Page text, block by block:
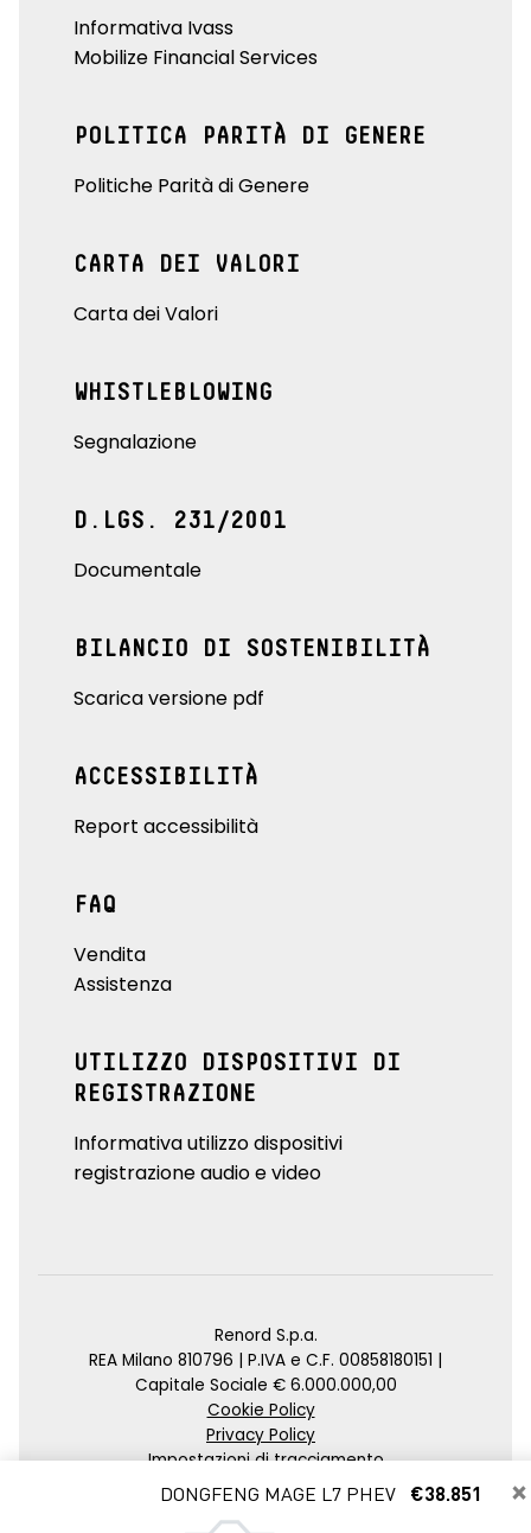
×
DONGFENG MAGE L7 PHEV €38.851
Informativa Ivass
Mobilize Financial Services
POLITICA PARITÀ DI GENERE
Politiche Parità di Genere
CARTA DEI VALORI
Carta dei Valori
WHISTLEBLOWING
Segnalazione
D.LGS. 231/2001
Documentale
BILANCIO DI SOSTENIBILITÀ
Scarica versione pdf
ACCESSIBILITÀ
Report accessibilità
FAQ
Vendita
Assistenza
UTILIZZO DISPOSITIVI DI
REGISTRAZIONE
Informativa utilizzo dispositivi
registrazione audio e video
Renord S.p.a.
REA Milano 810796 | P.IVA e C.F. 00858180151 |
Capitale Sociale € 6.000.000,00
Cookie Policy
Privacy Policy
Impostazioni di tracciamento
Credits
Agenzia SEO